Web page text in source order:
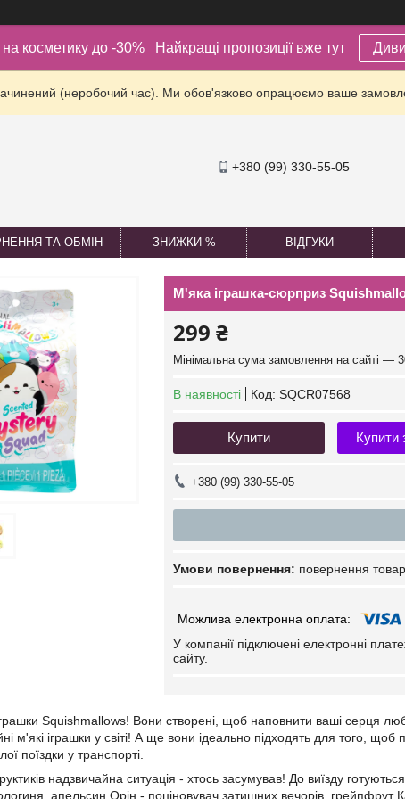
на косметику до -30% Найкращі пропозиції вже тут
(неробочий час). Ми обов'язково опрацюємо ваше
+380 (99) 330-55-05
ТА ОБМІН ЗНИЖКИ % ВІДГУКИ
М'яка іграшка-сюрприз
299 ₴
Мінімальна сума замовлення на сайті —
В наявності Код: SQCR07568
Купити Купити
+380 (99) 330-55-05
повернення
У компанії підключені електронні
сайту.
Squishmallows! Вони створені, щоб наповнити ваші серця
м'які іграшки у світі! А ще вони ідеально підходять для того,
поїздки у транспорті.
надзвичайна ситуація - хтось засумував! До виїзду
апельсин Орін - поціновувач затишних вечорів, грейпфрут